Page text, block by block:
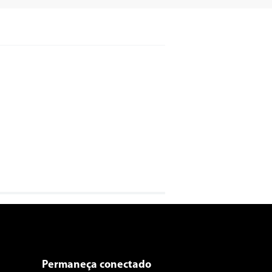
Permaneça conectado